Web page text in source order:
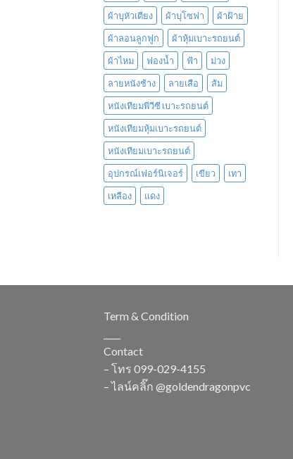
ผ้าบุหัวเตียง
ผ้าบุโซฟา
ผ้าฝ้าย
ผ้าลอนลูกฟูก
ผ้าหุ้มเบาะรถยนต์
ผ้าไหม
ฟองน้ำ ฟ้า
ม่วง
ลายหนังช้าง
ลายเสือ
ส้ม
หนังเทียมพีวีซี เบาะรถยนต์
หนังเทียมหุ้มเบาะรถยนต์
หนังเทียมเบาะรถยนต์
อุปกรณ์เฟอร์นิเจอร์
เขียว
เทา
เหลือง
แดง
Term & Condition
Contact
– โทร 099-029-4155
– ไลน์คลิ๊ก @goldendragonpvc